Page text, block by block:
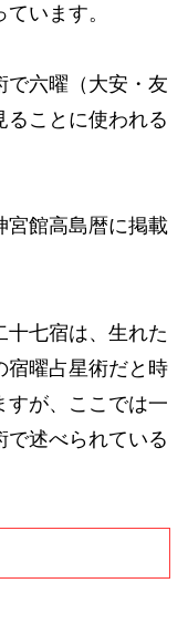
います。
で六曜（大安・友
ることに使われる
宮館高島暦に掲載
十七宿は、生れた
宿曜占星術だと時
すが、ここでは一
で述べられている